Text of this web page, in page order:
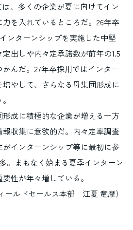
、多くの企業が夏に向けてイン
を入れているところだ。 26年卒
ンターンシップを実施した中堅
出しや内々定承諾数が前年の1.5
んだ。 27年卒採用ではインター
やして、さらなる母集団形成に
成に積極的な企業が増える一方
収集に意欲的だ。内々定率調査
がインターンシップ等に最初に参
。まもなく始まる夏季インターン
性が年々増している。
ールドセールス本部 江夏 竜摩）